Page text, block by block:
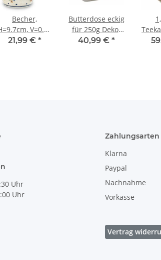
Becher,
V=0.35
Liter, Ø9,3 cm,
21,99 € *
Butterdose eckig
für 250g Dekor
111
40,99 € *
Uhr
Uhr
Zahlungsarten
Klarna
Paypal
Nachnahme
Vorkasse
Vertrag